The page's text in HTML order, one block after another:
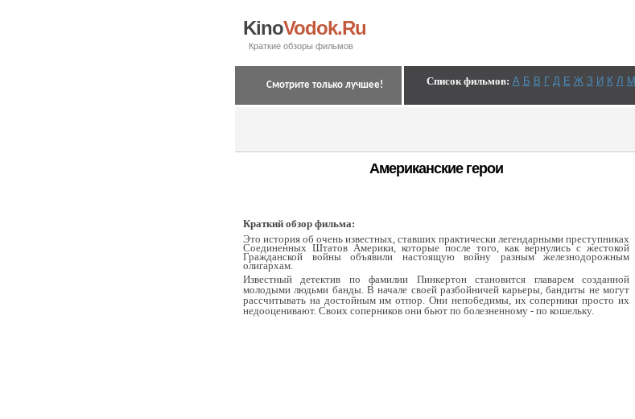
KinoVodok.Ru
Краткие обзоры фильмов
Список фильмов: А Б В Г Д Е Ж З И К Л М
Смотрите только лучшее!
Американские герои
Краткий обзор фильма:
Это история об очень известных, ставших практически легендарными преступниках
Соединенных Штатов Америки, которые после того, как вернулись с жестокой
Гражданской войны объявили настоящую войну разным железнодорожным
олигархам.
Известный детектив по фамилии Пинкертон становится главарем созданной
молодыми людьми банды. В начале своей разбойничей карьеры, бандиты не могут
рассчитывать на достойным им отпор. Они непобедимы, их соперники просто их
недооценивают. Своих соперников они бьют по болезненному - по кошельку.